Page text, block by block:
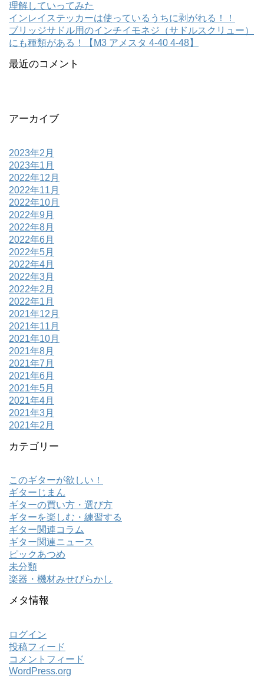
理解していってみた
インレイステッカーは使っているうちに剥がれる！！
ブリッジサドル用のインチイモネジ（サドルスクリュー）
にも種類がある！【M3 アメスタ 4-40 4-48】
最近のコメント
アーカイブ
2023年2月
2023年1月
2022年12月
2022年11月
2022年10月
2022年9月
2022年8月
2022年6月
2022年5月
2022年4月
2022年3月
2022年2月
2022年1月
2021年12月
2021年11月
2021年10月
2021年8月
2021年7月
2021年6月
2021年5月
2021年4月
2021年3月
2021年2月
カテゴリー
このギターが欲しい！
ギターじまん
ギターの買い方・選び方
ギターを楽しむ・練習する
ギター関連コラム
ギター関連ニュース
ピックあつめ
未分類
楽器・機材みせびらかし
メタ情報
ログイン
投稿フィード
コメントフィード
WordPress.org